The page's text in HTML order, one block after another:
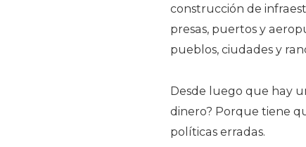
construcción de
presas, puertos y
pueblos, ciudades y
Desde luego que hay
dinero? Porque tiene
políticas erradas.